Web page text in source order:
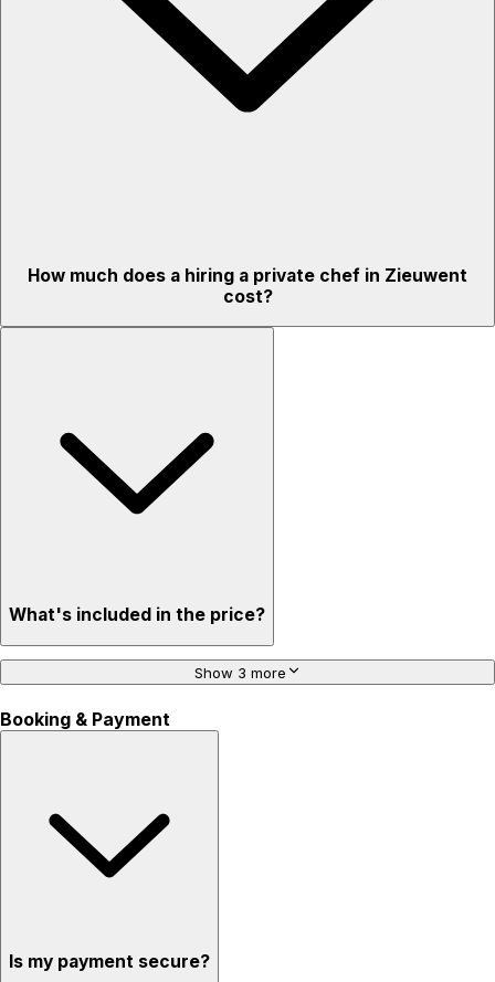
How much does a hiring a private chef in Zieuwent
cost?
What's included in the price?
Show 3 more
Booking & Payment
Is my payment secure?